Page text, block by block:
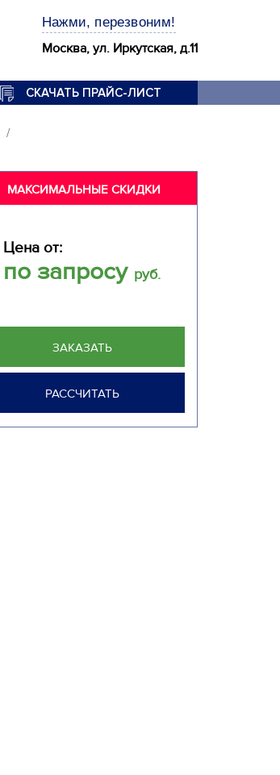
Нажми, перезвоним!
Москва, ул. Иркутская, д.11
СКАЧАТЬ ПРАЙС-ЛИСТ
МАКСИМАЛЬНЫЕ СКИДКИ
Цена от:
по запросу руб.
ЗАКАЗАТЬ
РАССЧИТАТЬ